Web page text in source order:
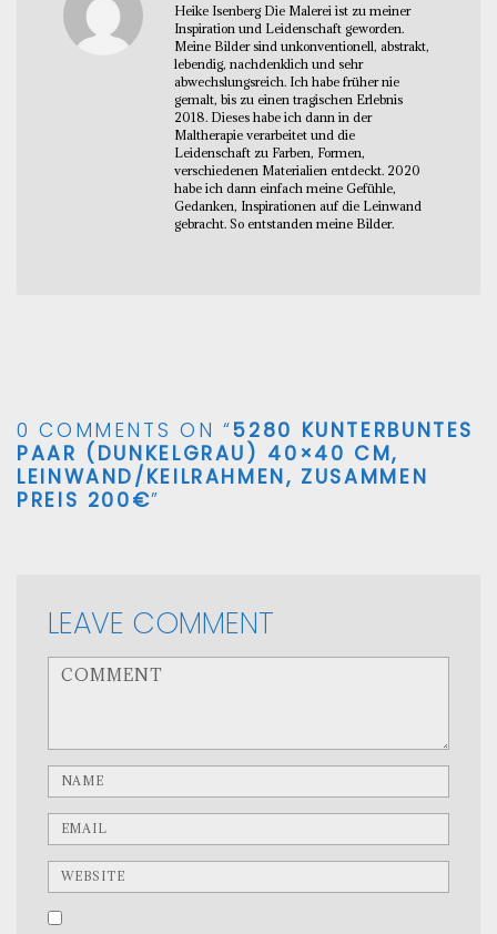
Heike Isenberg Die Malerei ist zu meiner
Inspiration und Leidenschaft geworden.
Meine Bilder sind unkonventionell, abstrakt,
lebendig, nachdenklich und sehr
abwechslungsreich. Ich habe früher nie
gemalt, bis zu einen tragischen Erlebnis
2018. Dieses habe ich dann in der
Maltherapie verarbeitet und die
Leidenschaft zu Farben, Formen,
verschiedenen Materialien entdeckt. 2020
habe ich dann einfach meine Gefühle,
Gedanken, Inspirationen auf die Leinwand
gebracht. So entstanden meine Bilder.
0 COMMENTS ON “5280 KUNTERBUNTES
PAAR (DUNKELGRAU) 40×40 CM,
LEINWAND/KEILRAHMEN, ZUSAMMEN
PREIS 200€”
LEAVE COMMENT
<b>Comment</b> ( * )
Name
Email
Website